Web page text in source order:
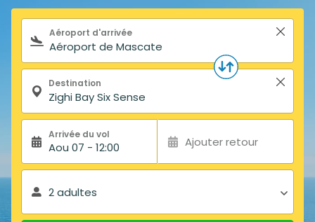
Formulaire de recherche
Aéroport d'arrivée
Destination
Arrivée du vol
Aou 07 - 12:00 Ajouter retour
2 adultes